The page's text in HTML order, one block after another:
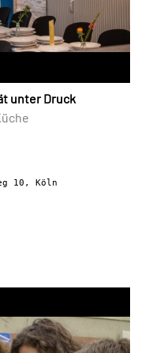
unter Druck
10, Köln